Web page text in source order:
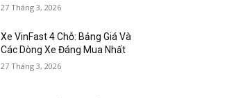
27 Tháng 3, 2026
Xe VinFast 4 Chỗ: Bảng Giá Và
Các Dòng Xe Đáng Mua Nhất
27 Tháng 3, 2026